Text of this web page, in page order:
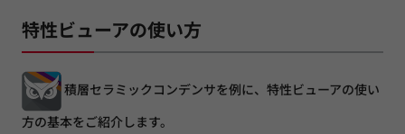
特性ビューアの使い方
積層セラミックコンデンサを例に、特性ビューアの使い
方の基本をご紹介します。